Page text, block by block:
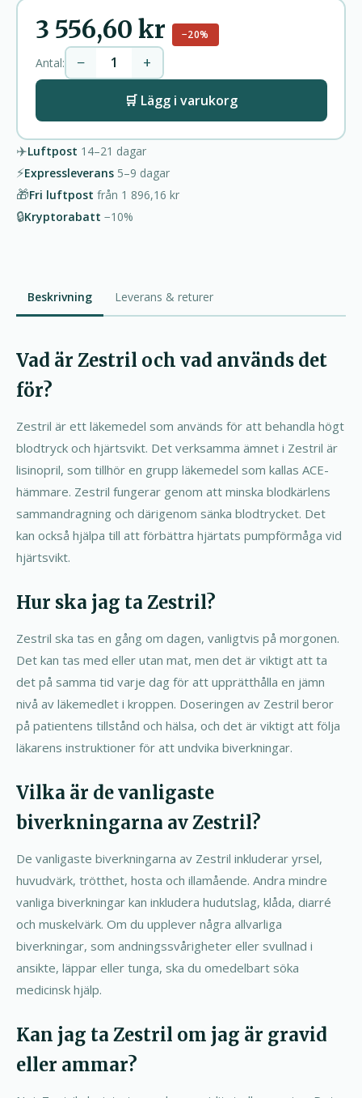
3 556,60 kr −20%
Antal: − +
🛒 Lägg i varukorg
✈️Luftpost 14–21 dagar
⚡Expressleverans 5–9 dagar
🎁Fri luftpost från 1 896,16 kr
🔒Kryptorabatt −10%
Beskrivning Leverans & returer
Vad är Zestril och vad används det
för?
Zestril är ett läkemedel som används för att behandla högt
blodtryck och hjärtsvikt. Det verksamma ämnet i Zestril är
lisinopril, som tillhör en grupp läkemedel som kallas ACE-
hämmare. Zestril fungerar genom att minska blodkärlens
sammandragning och därigenom sänka blodtrycket. Det
kan också hjälpa till att förbättra hjärtats pumpförmåga vid
hjärtsvikt.
Hur ska jag ta Zestril?
Zestril ska tas en gång om dagen, vanligtvis på morgonen.
Det kan tas med eller utan mat, men det är viktigt att ta
det på samma tid varje dag för att upprätthålla en jämn
nivå av läkemedlet i kroppen. Doseringen av Zestril beror
på patientens tillstånd och hälsa, och det är viktigt att följa
läkarens instruktioner för att undvika biverkningar.
Vilka är de vanligaste
biverkningarna av Zestril?
De vanligaste biverkningarna av Zestril inkluderar yrsel,
huvudvärk, trötthet, hosta och illamående. Andra mindre
vanliga biverkningar kan inkludera hudutslag, klåda, diarré
och muskelvärk. Om du upplever några allvarliga
biverkningar, som andningssvårigheter eller svullnad i
ansikte, läppar eller tunga, ska du omedelbart söka
medicinsk hjälp.
Kan jag ta Zestril om jag är gravid
eller ammar?